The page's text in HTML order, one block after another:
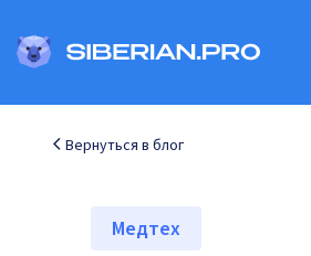
Вернуться в блог
Медтех